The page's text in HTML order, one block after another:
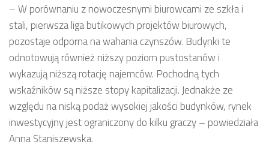
– W porównaniu z nowoczesnymi biurowcami ze szkła i
stali, pierwsza liga butikowych projektów biurowych,
pozostaje odporna na wahania czynszów. Budynki te
odnotowują również niższy poziom pustostanów i
wykazują niższą rotację najemców. Pochodną tych
wskaźników są niższe stopy kapitalizacji. Jednakże ze
względu na niską podaż wysokiej jakości budynków, rynek
inwestycyjny jest ograniczony do kilku graczy – powiedziała
Anna Staniszewska.